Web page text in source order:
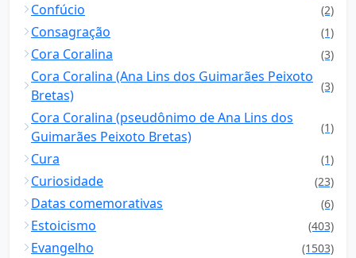
Confúcio (2)
Consagração (1)
Cora Coralina (3)
Cora Coralina (Ana Lins dos Guimarães Peixoto
Bretas)
(3)
Cora Coralina (pseudônimo de Ana Lins dos
Guimarães Peixoto Bretas)
(1)
Cura (1)
Curiosidade (23)
Datas comemorativas (6)
Estoicismo (403)
Evangelho (1503)